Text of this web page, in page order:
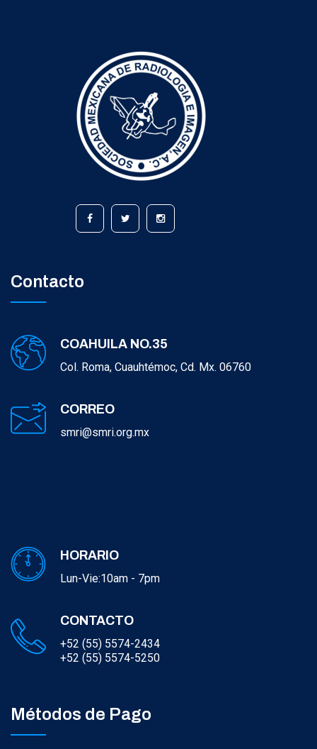
Contacto
COAHUILA NO.35
Col. Roma, Cuauhtémoc, Cd. Mx. 06760
CORREO
smri@smri.org.mx
HORARIO
Lun-Vie:10am - 7pm
CONTACTO
+52 (55) 5574-2434
+52 (55) 5574-5250
Métodos de Pago